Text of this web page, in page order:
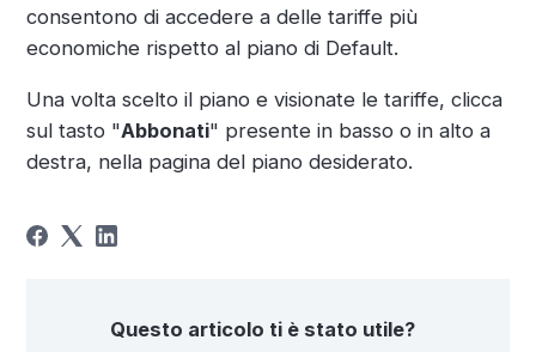
consentono di accedere a delle tariffe più
economiche rispetto al piano di Default.
Una volta scelto il piano e visionate le tariffe, clicca
sul tasto "Abbonati" presente in basso o in alto a
destra, nella pagina del piano desiderato.
Questo articolo ti è stato utile?